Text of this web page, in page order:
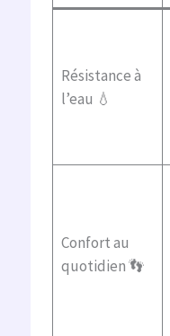
Résistance à
l’eau 💧
Confort au
quotidien 👣